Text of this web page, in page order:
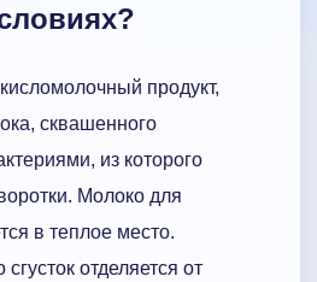
продукт,
сквашенного
из которого
Молоко для
в теплое место.
отделяется от